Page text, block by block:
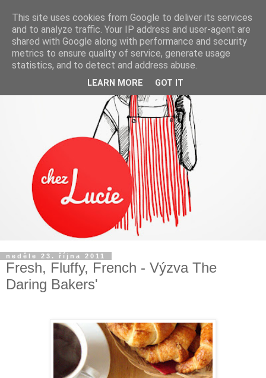
neděle 23. října 2011
Fresh, Fluffy, French - Výzva The
Daring Bakers'
This site uses cookies from Google to deliver its services
and to analyze traffic. Your IP address and user-agent are
shared with Google along with performance and security
metrics to ensure quality of service, generate usage
statistics, and to detect and address abuse.
LEARN MORE GOT IT